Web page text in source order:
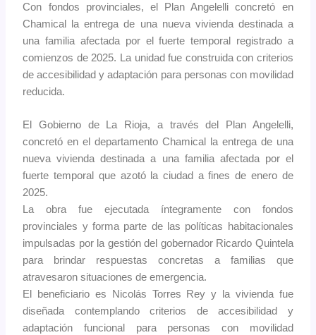
Con fondos provinciales, el Plan Angelelli concretó en
Chamical la entrega de una nueva vivienda destinada a
una familia afectada por el fuerte temporal registrado a
comienzos de 2025. La unidad fue construida con criterios
de accesibilidad y adaptación para personas con movilidad
reducida.
El Gobierno de La Rioja, a través del Plan Angelelli,
concretó en el departamento Chamical la entrega de una
nueva vivienda destinada a una familia afectada por el
fuerte temporal que azotó la ciudad a fines de enero de
2025.
La obra fue ejecutada íntegramente con fondos
provinciales y forma parte de las políticas habitacionales
impulsadas por la gestión del gobernador Ricardo Quintela
para brindar respuestas concretas a familias que
atravesaron situaciones de emergencia.
El beneficiario es Nicolás Torres Rey y la vivienda fue
diseñada contemplando criterios de accesibilidad y
adaptación funcional para personas con movilidad